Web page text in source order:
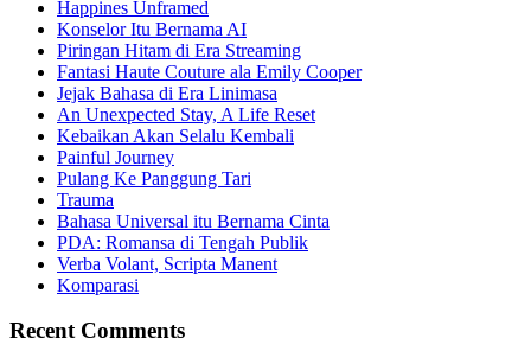
Happines Unframed
Konselor Itu Bernama AI
Piringan Hitam di Era Streaming
Fantasi Haute Couture ala Emily Cooper
Jejak Bahasa di Era Linimasa
An Unexpected Stay, A Life Reset
Kebaikan Akan Selalu Kembali
Painful Journey
Pulang Ke Panggung Tari
Trauma
Bahasa Universal itu Bernama Cinta
PDA: Romansa di Tengah Publik
Verba Volant, Scripta Manent
Komparasi
Recent Comments